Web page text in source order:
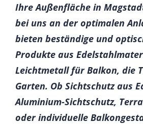
Ihre Außenfläche in
bei uns an der optimalen
bieten beständige und
Produkte aus
Leichtmetall für Balkon, die
Garten. Ob Sichtschutz aus
Aluminium-Sichtschutz,
oder individuelle